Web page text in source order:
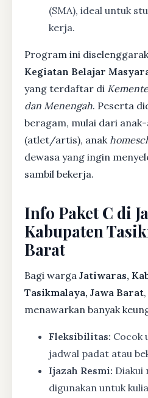
(SMA), ideal untuk
kerja.
Program ini
Kegiatan Belajar
yang terdaftar di
dan Menengah. Peserta
beragam, mulai dari
(atlet/artis), anak
dewasa yang ingin
sambil bekerja.
Info Paket C di
Kabupaten
Barat
Bagi warga Jatiwaras,
Tasikmalaya, Jawa Barat
menawarkan banyak
Fleksibilitas: Cocok
jadwal padat atau
Ijazah Resmi: Diakui
digunakan untuk